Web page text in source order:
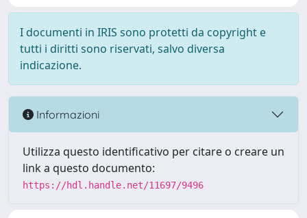
I documenti in IRIS sono protetti da copyright e
tutti i diritti sono riservati, salvo diversa
indicazione.
Informazioni
Utilizza questo identificativo per citare o creare un
link a questo documento:
https://hdl.handle.net/11697/9496